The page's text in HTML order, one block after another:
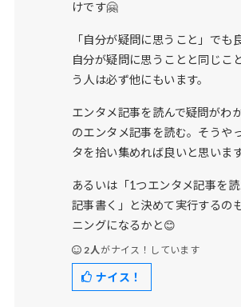
けです🤗
「自分が疑問に思うこと」でも
自分が疑問に思うことと同じこ
う人は必ず他にもいます。
エンタメ記事を読んで疑問がわ
のエンタメ記事を読む。そうや
タを拾い集めれば良いと思います
あるいは「1つエンタメ記事を
記事書く」と決めて実行するの
ニングになるかと😊
2人がナイス！しています
ナイス！